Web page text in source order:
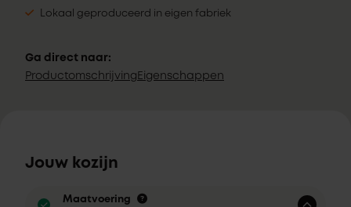
Lokaal geproduceerd in eigen fabriek
Ga direct naar:
Productomschrijving Eigenschappen
Jouw kozijn
Maatvoering